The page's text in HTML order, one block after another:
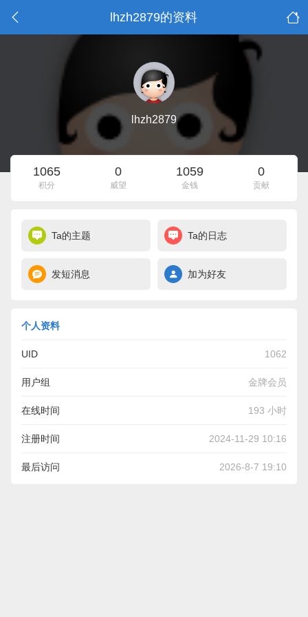
lhzh2879的资料
lhzh2879
1065
积分
0
威望
1059
金钱
0
贡献
Ta的主题 Ta的日志
发短消息 加为好友
个人资料
UID 1062
用户组 金牌会员
在线时间 193 小时
注册时间 2024-11-29 10:16
最后访问 2026-8-7 19:10